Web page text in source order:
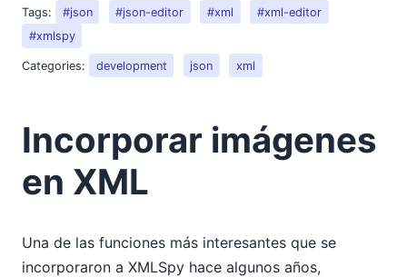
2009
2008
2007
Tags:
#json #json-editor #xml
#xml-editor
#xmlspy
Categories: development json xml
Incorporar imágenes
en XML
Una de las funciones más interesantes que se
incorporaron a XMLSpy hace algunos años,